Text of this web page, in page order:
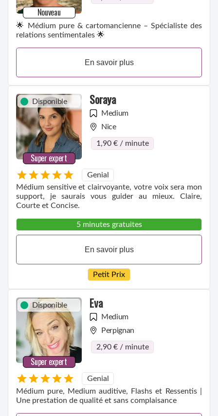
Nouveau
🌟 Médium pure & cartomancienne – Spécialiste des
relations sentimentales 🌟
En savoir plus
Disponible
Super expert
Soraya
Medium
Nice
1,90 € / minute
Genial
Médium sensitive et clairvoyante, votre voix sera mon
support, je saurais vous guider au mieux. Claire,
Courte et Concise.
5 minutes gratuites
En savoir plus
Petit Prix
Disponible
Super expert
Eva
Medium
Perpignan
2,90 € / minute
Genial
Médium pure, Medium auditive, Flashs et Ressentis |
Une prestation de qualité et sans complaisance